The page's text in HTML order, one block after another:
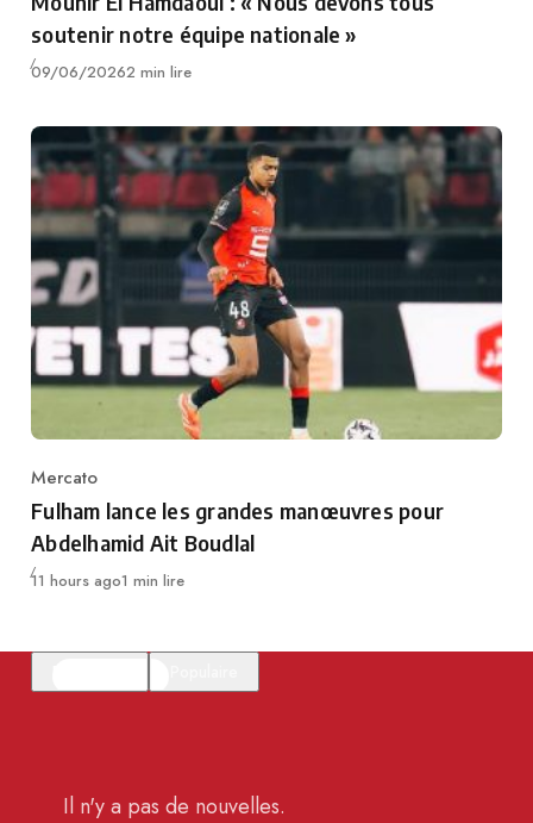
soutenir notre équipe nationale »
Publié
09/06/20262 min lire
Category
Mercato
Fulham lance les grandes manœuvres pour
Abdelhamid Ait Boudlal
Publié
11 hours ago1 min lire
Il n'y a pas de nouvelles.